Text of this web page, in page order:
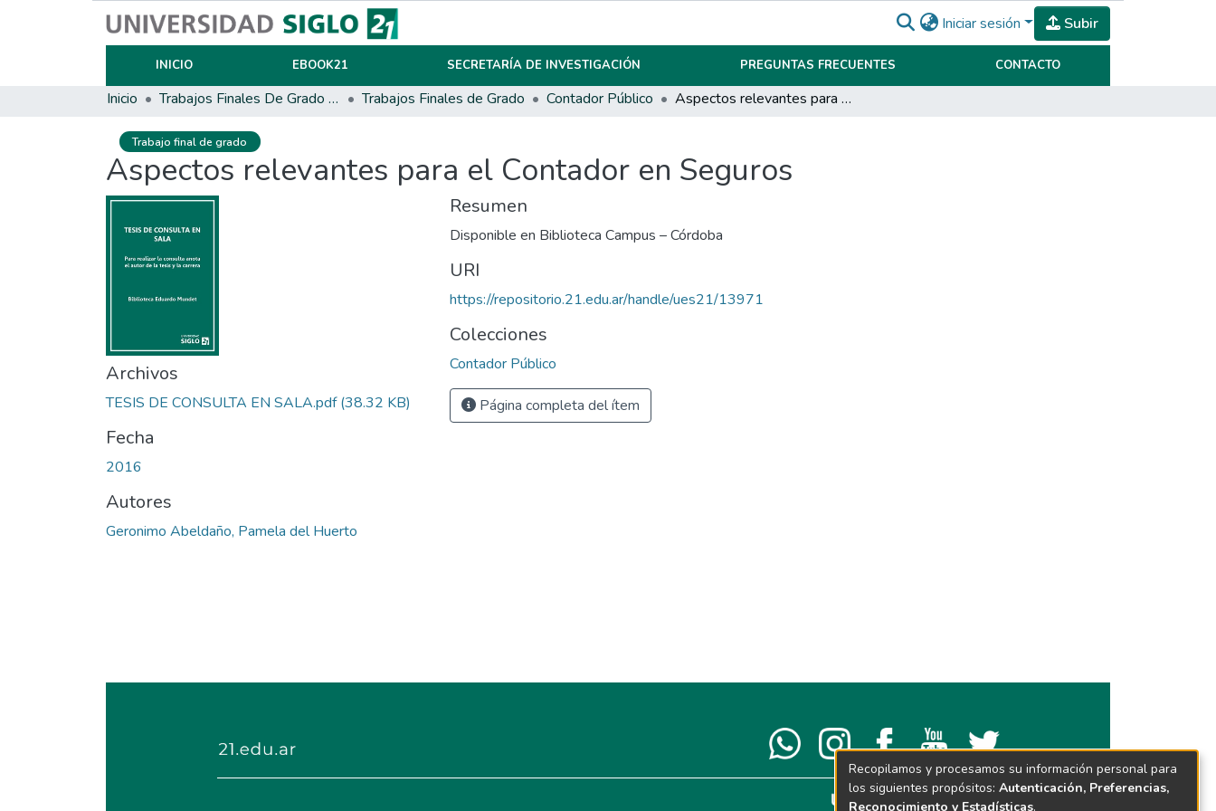
Iniciar sesión Subir
INICIO EBOOK21 SECRETARÍA DE INVESTIGACIÓN PREGUNTAS FRECUENTES CONTACTO
Inicio Trabajos Finales De Grado Y Posgrado Trabajos Finales de Grado Contador Público Aspectos relevantes para el Contador en Seguros
Trabajo final de grado
Aspectos relevantes para el Contador en Seguros
Archivos
TESIS DE CONSULTA EN SALA.pdf(38.32 KB)
Fecha
2016
Autores
Geronimo Abeldaño, Pamela del Huerto
Resumen
Disponible en Biblioteca Campus – Córdoba
URI
https://repositorio.21.edu.ar/handle/ues21/13971
Colecciones
Contador Público
Página completa del ítem
Recopilamos y procesamos su información personal para
los siguientes propósitos: Autenticación, Preferencias,
Reconocimiento y Estadísticas.